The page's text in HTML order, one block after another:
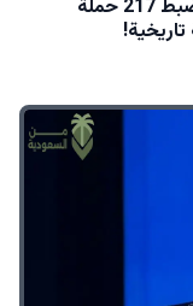
انفجار في الأرقام: قائد أمن الحج يكشف ضبط 217 حملة